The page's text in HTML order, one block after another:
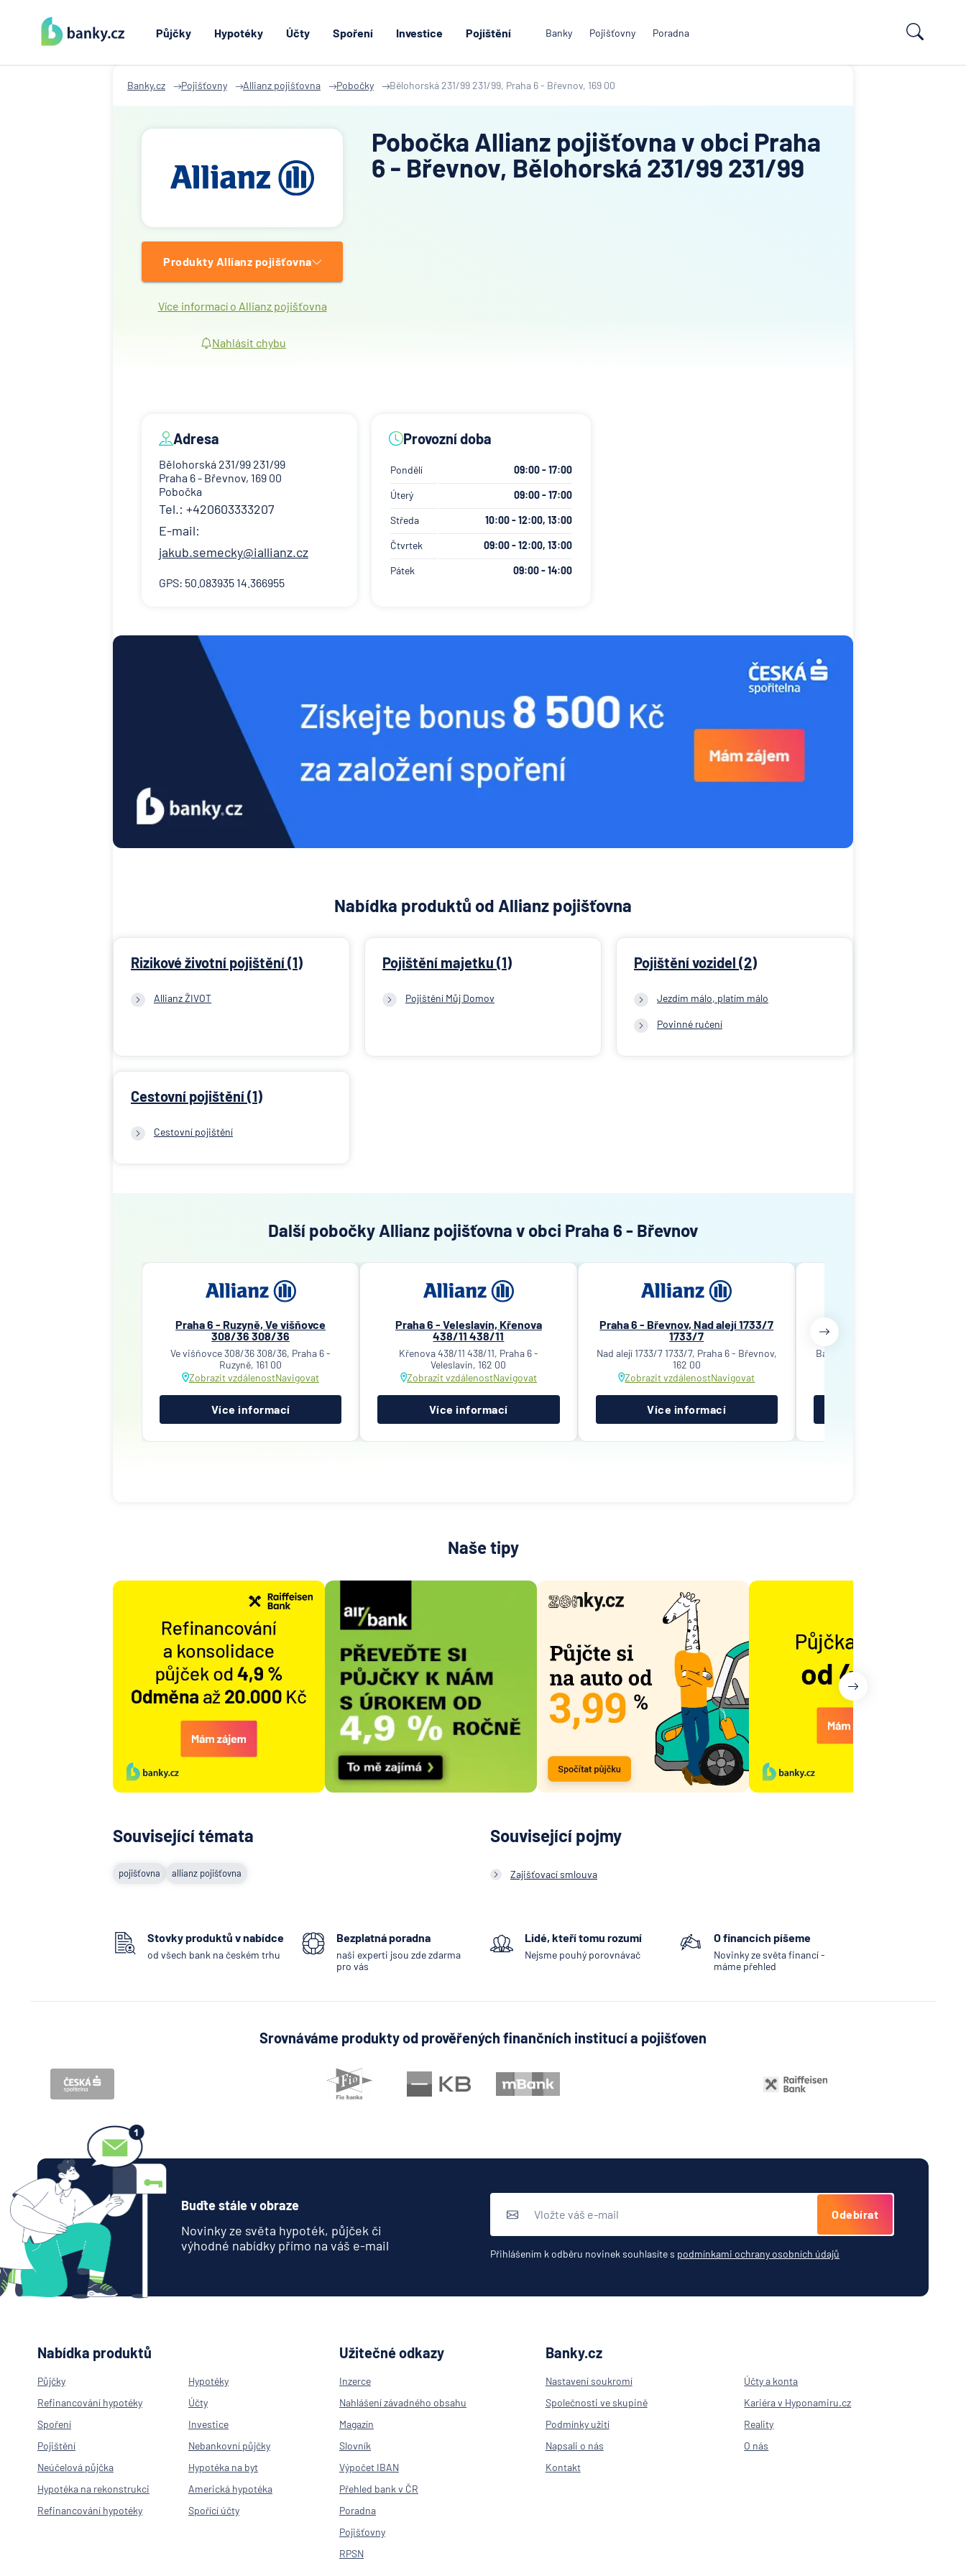
Půjčky Hypotéky Účty Spoření Investice Pojištění Banky Pojišťovny Poradna
Banky.cz Pojišťovny Allianz pojišťovna Pobočky Bělohorská 231/99 231/99, Praha 6 - Břevnov, 169 00
Produkty Allianz pojišťovna
Více informací o Allianz pojišťovna
Nahlásit chybu
Pobočka Allianz pojišťovna v obci Praha
6 - Břevnov, Bělohorská 231/99 231/99
Adresa
Bělohorská 231/99 231/99
Praha 6 - Břevnov, 169 00
Pobočka
Tel.: +420603333207
E-mail:
jakub.semecky@iallianz.cz
GPS: 50.083935 14.366955
Provozní doba
Pondělí 09:00 - 17:00
Úterý 09:00 - 17:00
Středa 10:00 - 12:00, 13:00
Čtvrtek 09:00 - 12:00, 13:00
Pátek 09:00 - 14:00
Nabídka produktů od Allianz pojišťovna
Rizikové životní pojištění (1)
Allianz ŽIVOT
Pojištění majetku (1)
Pojištění Můj Domov
Pojištění vozidel (2)
Jezdím málo, platím málo
Povinné ručení
Cestovní pojištění (1)
Cestovní pojištění
Další pobočky Allianz pojišťovna v obci Praha 6 - Břevnov
Praha 6 - Ruzyně, Ve višňovce
308/36 308/36
Ve višňovce 308/36 308/36, Praha 6 -
Ruzyně, 161 00
Zobrazit vzdálenostNavigovat
Více informací
Praha 6 - Veleslavín, Křenova
438/11 438/11
Křenova 438/11 438/11, Praha 6 -
Veleslavín, 162 00
Zobrazit vzdálenostNavigovat
Více informací
Praha 6 - Břevnov, Nad alejí 1733/7
1733/7
Nad alejí 1733/7 1733/7, Praha 6 - Břevnov,
162 00
Zobrazit vzdálenostNavigovat
Více informací
Praha 6 - Řepy, Bazovského
Bazovského 1116/9 1116/9, Praha 6
Naše tipy
Související témata
pojišťovna allianz pojišťovna
Související pojmy
Zajišťovací smlouva
Stovky produktů v nabídce
od všech bank na českém trhu
Bezplatná poradna
naši experti jsou zde zdarma
pro vás
Lidé, kteří tomu rozumí
Nejsme pouhý porovnávač
O financích píšeme
Novinky ze světa financí -
máme přehled
Srovnáváme produkty od prověřených finančních institucí a pojišťoven
Buďte stále v obraze
Novinky ze světa hypoték, půjček či
výhodné nabídky přímo na váš e-mail
Odebírat
Přihlášením k odběru novinek souhlasíte s podmínkami ochrany osobních údajů
Nabídka produktů
Půjčky
Hypotéky
Refinancování hypotéky
Účty
Spoření
Investice
Pojištění
Nebankovní půjčky
Neúčelová půjčka
Hypotéka na byt
Hypotéka na rekonstrukci
Americká hypotéka
Refinancování hypotéky
Spořící účty
Užitečné odkazy
Inzerce
Nahlášení závadného obsahu
Magazín
Slovník
Výpočet IBAN
Přehled bank v ČR
Poradna
Pojišťovny
RPSN
Banky.cz
Nastavení soukromí
Účty a konta
Společnosti ve skupině
Kariéra v Hyponamiru.cz
Podmínky užití
Reality
Napsali o nás
O nás
Kontakt